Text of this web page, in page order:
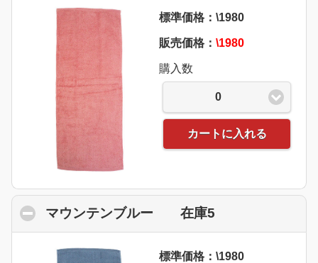
標準価格：\1980
販売価格： \1980
購入数
0
カートに入れる
マウンテンブルー 在庫5
標準価格：\1980